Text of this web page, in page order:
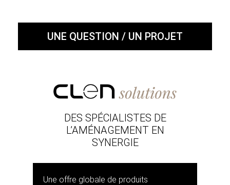
UNE QUESTION / UN PROJET
DES SPÉCIALISTES DE
L’AMÉNAGEMENT EN
SYNERGIE
Une offre globale de produits